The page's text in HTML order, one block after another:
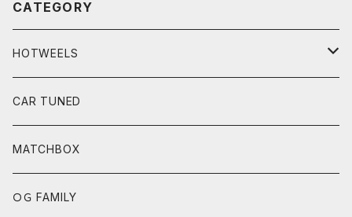
CATEGORY
HOTWEELS
BASIC
FAST&FURIOUS
CAR CULTURE
CAR TUNED
MATCHBOX
ＯＧ FAMILY